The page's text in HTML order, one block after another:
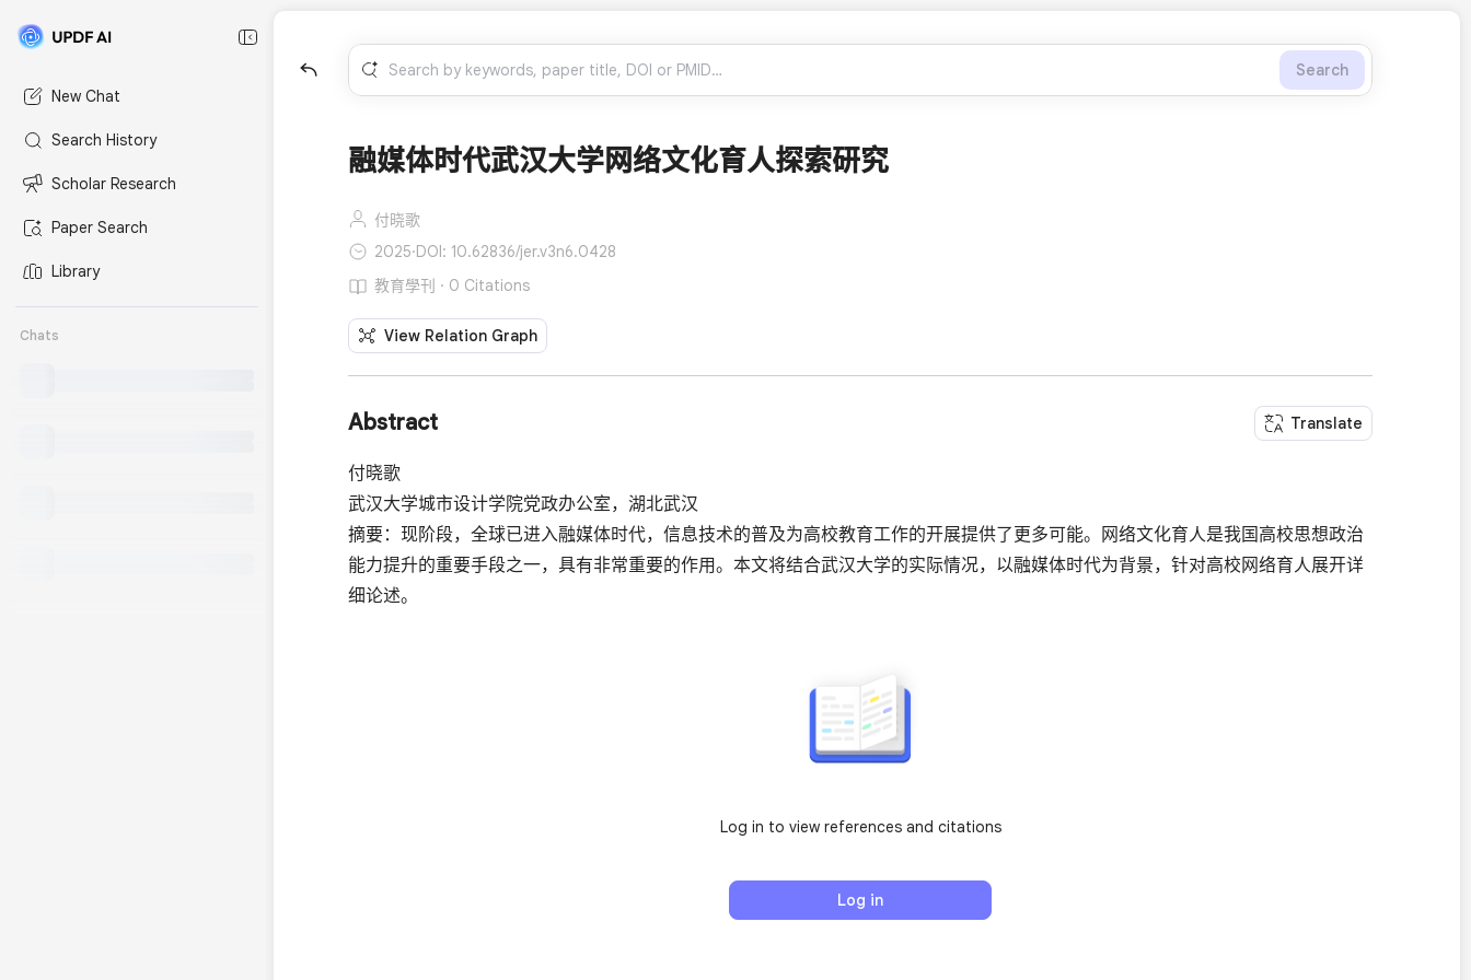
New Chat
Search History
Scholar Research
Paper Search
Library
Chats
Search
融媒体时代武汉大学网络文化育人探索研究
付晓歌
2025·DOI: 10.62836/jer.v3n6.0428
教育學刊 · 0 Citations
View Relation Graph
Abstract Translate
付晓歌
武汉大学城市设计学院党政办公室，湖北武汉
摘要：现阶段，全球已进入融媒体时代，信息技术的普及为高校教育工作的开展提供了更多可能。网络文化育人是我国高校思想政治
能力提升的重要手段之一，具有非常重要的作用。本文将结合武汉大学的实际情况，以融媒体时代为背景，针对高校网络育人展开详
细论述。
Log in to view references and citations
Log in